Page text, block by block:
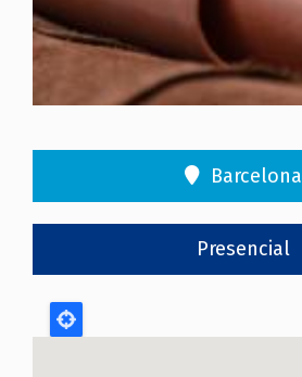
Barcelona
Presencial